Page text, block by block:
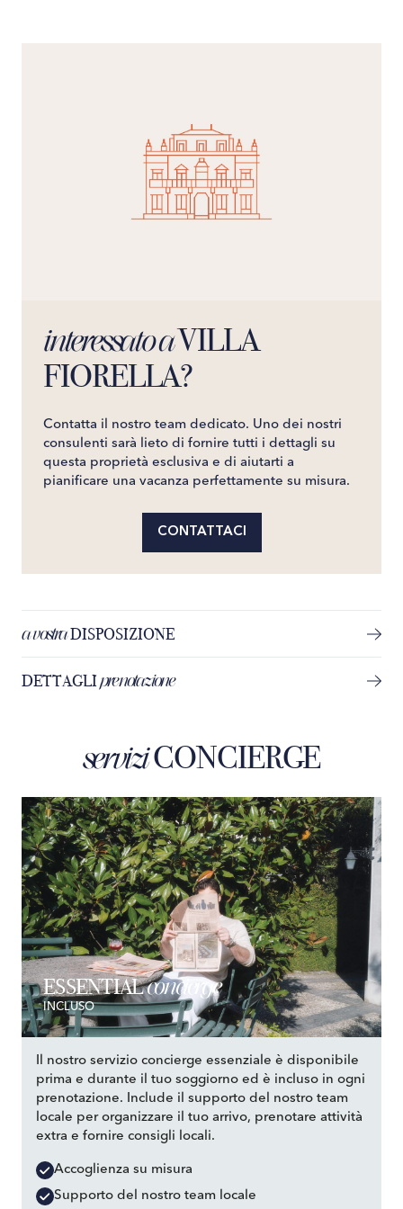
spazi di stoccaggio, un piano cottura a induzione e un
tavolo da pranzo.
interessato aVILLA
FIORELLA?
Contatta il nostro team dedicato. Uno dei nostri
consulenti sarà lieto di fornire tutti i dettagli su
questa proprietà esclusiva e di aiutarti a
pianificare una vacanza perfettamente su misura.
CONTATTACI
a vostraDISPOSIZIONE
DETTAGLIprenotazione
serviziCONCIERGE
ESSENTIALconcierge
INCLUSO
Il nostro servizio concierge essenziale è disponibile
prima e durante il tuo soggiorno ed è incluso in ogni
prenotazione. Include il supporto del nostro team
locale per organizzare il tuo arrivo, prenotare attività
extra e fornire consigli locali.
Accoglienza su misura
Supporto del nostro team locale